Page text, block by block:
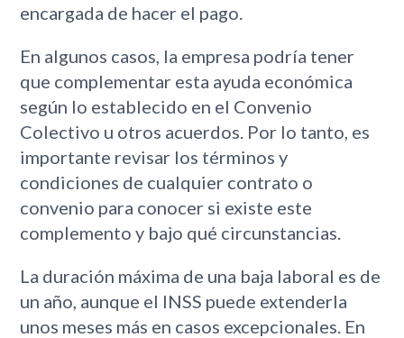
encargada de hacer el pago.
En algunos casos, la empresa podría tener
que complementar esta ayuda económica
según lo establecido en el Convenio
Colectivo u otros acuerdos. Por lo tanto, es
importante revisar los términos y
condiciones de cualquier contrato o
convenio para conocer si existe este
complemento y bajo qué circunstancias.
La duración máxima de una baja laboral es de
un año, aunque el INSS puede extenderla
unos meses más en casos excepcionales. En